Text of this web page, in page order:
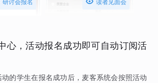
研讨会报名 读者见面会
心，活动报名成功即可自动订阅活
的学生在报名成功后，麦客系统会按照活动